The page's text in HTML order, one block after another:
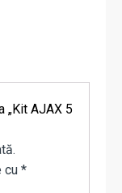
„Kit AJAX 5
cu *